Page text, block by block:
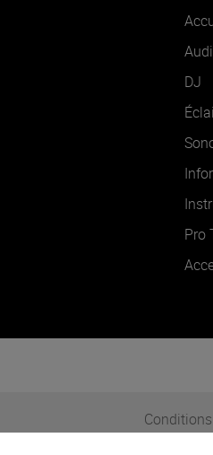
DJ
Pro